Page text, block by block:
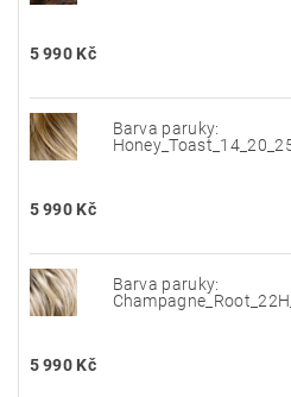
5 990 Kč
Barva paruky:
5 990 Kč
Barva paruky:
5 990 Kč